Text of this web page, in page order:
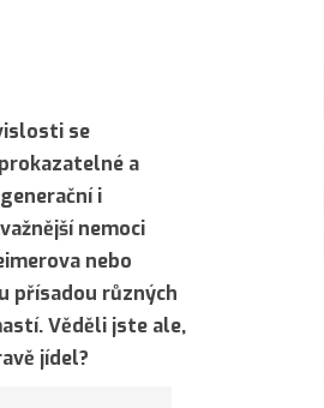
se
a
i
nemoci
nebo
přísadou různých
Věděli jste ale,
jídel?